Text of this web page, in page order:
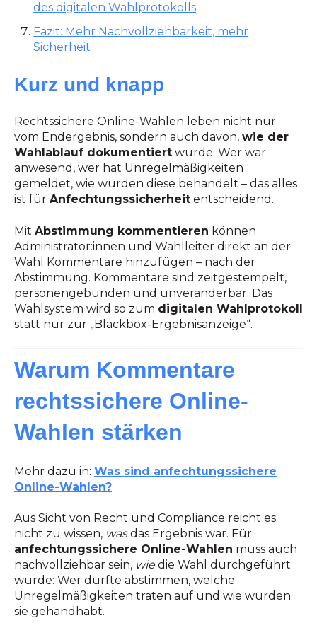
des digitalen Wahlprotokolls
Fazit: Mehr Nachvollziehbarkeit, mehr
Sicherheit
Kurz und knapp
Rechtssichere Online-Wahlen leben nicht nur
vom Endergebnis, sondern auch davon, wie der
Wahlablauf dokumentiert wurde. Wer war
anwesend, wer hat Unregelmäßigkeiten
gemeldet, wie wurden diese behandelt – das alles
ist für Anfechtungssicherheit entscheidend.
Mit Abstimmung kommentieren können
Administrator:innen und Wahlleiter direkt an der
Wahl Kommentare hinzufügen – nach der
Abstimmung. Kommentare sind zeitgestempelt,
personengebunden und unveränderbar. Das
Wahlsystem wird so zum digitalen Wahlprotokoll
statt nur zur „Blackbox-Ergebnisanzeige“.
Warum Kommentare
rechtssichere Online-
Wahlen stärken
Mehr dazu in: Was sind anfechtungssichere
Online-Wahlen?
Aus Sicht von Recht und Compliance reicht es
nicht zu wissen, wasdas Ergebnis war. Für
anfechtungssichere Online-Wahlen muss auch
nachvollziehbar sein, wiedie Wahl durchgeführt
wurde: Wer durfte abstimmen, welche
Unregelmäßigkeiten traten auf und wie wurden
sie gehandhabt.